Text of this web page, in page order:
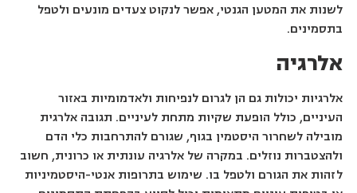
לשנות את המטען הגנטי, אפשר לנקוט צעדים מונעים ולטפל
בתסמינים.
אלרגיה
אלרגיות יכולות גם הן לגרום לנפיחות ולאדמומיות באזור
העיניים, כולל הופעת שקיות מתחת לעיניים. תגובה אלרגית
מובילה לשחרור היסטמין בגוף, שגורם להתרחבות כלי הדם
ולהצטברות נוזלים. במקרה של אלרגיה עונתית או כרונית, חשוב
לזהות את הגורם ולטפל בו. שימוש בתרופות אנטי-היסטמיניות